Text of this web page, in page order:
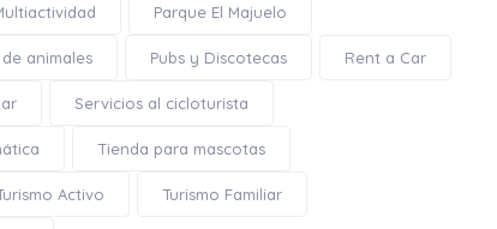
Parque El Majuelo
animales Pubs y Discotecas Rent a Car
Servicios al cicloturista
Tienda para mascotas
Activo Turismo Familiar
0.10 Km
Cómo llegar Ver en google maps